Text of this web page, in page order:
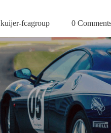
kuijer-fcagroup 0